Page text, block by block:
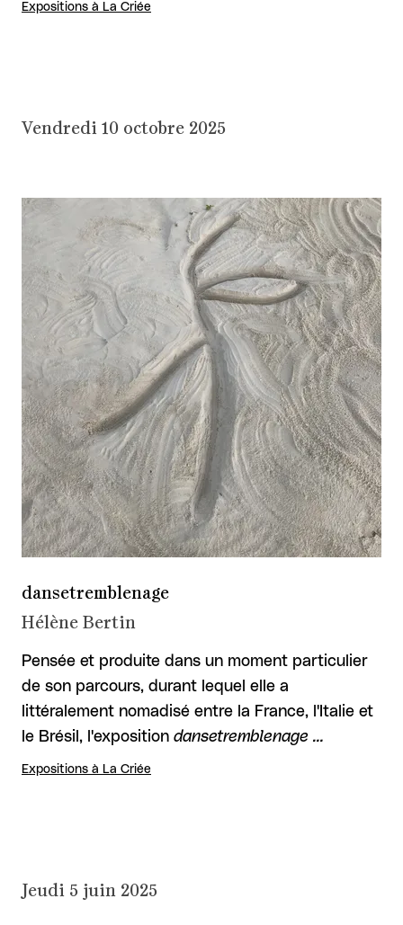
Expositions à La Criée
Vendredi 10 octobre 2025
dansetremblenage
Hélène Bertin
Pensée et produite dans un moment particulier
de son parcours, durant lequel elle a
littéralement nomadisé entre la France, l'Italie et
le Brésil, l'exposition dansetremblenage …
Expositions à La Criée
Jeudi 5 juin 2025